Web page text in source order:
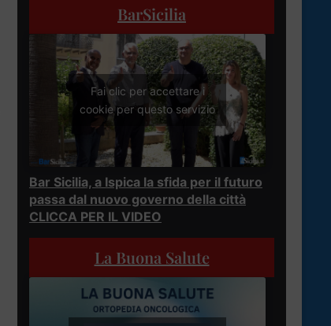
BarSicilia
Fai clic per accettare i
cookie per questo servizio
Bar Sicilia, a Ispica la sfida per il futuro
passa dal nuovo governo della città
CLICCA PER IL VIDEO
La Buona Salute